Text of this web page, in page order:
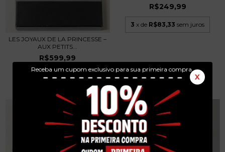
Receba um cupom exclusivo para sua primeira compra.
X
LES JOYAUX DE LA PRINCESSE –
AUX PETITS...
R$599,99
R$200,00 sem juros
R$249,99
3 x de R$83,33 sem juros